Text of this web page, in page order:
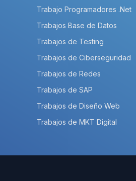
Trabajo Programadores .Net
Trabajos Base de Datos
Trabajos de Testing
Trabajos de Ciberseguridad
Trabajos de Redes
Trabajos de SAP
Trabajos de Diseño Web
Trabajos de MKT Digital